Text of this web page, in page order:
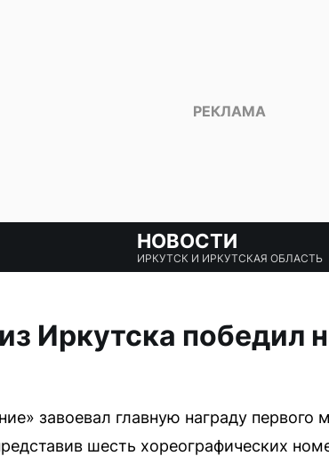
НОВОСТИ
ИРКУТСК И ИРКУТСКАЯ ОБЛАСТЬ
Иркутска победил
завоевал главную награду
шесть хореографических